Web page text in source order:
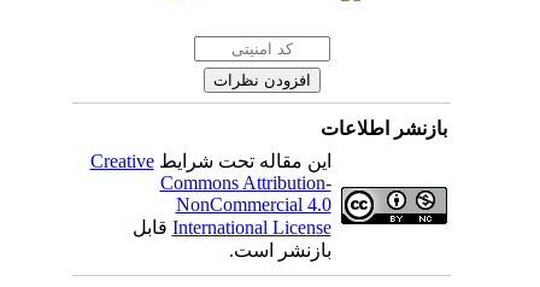
بازنشر اطلاعات
این مقاله تحت شرایطCreative
Commons Attribution-
NonCommercial 4.0
International Licenseقابل
بازنشر است.